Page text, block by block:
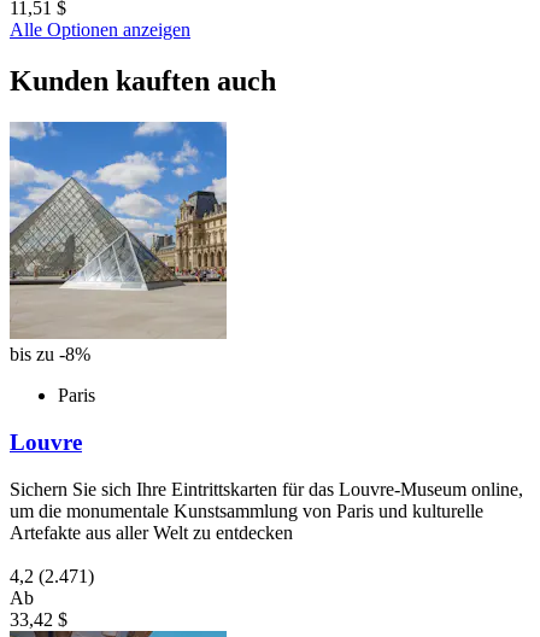
11,51 $
Alle Optionen anzeigen
Kunden kauften auch
bis zu -8%
Paris
Louvre
Sichern Sie sich Ihre Eintrittskarten für das Louvre-Museum online,
um die monumentale Kunstsammlung von Paris und kulturelle
Artefakte aus aller Welt zu entdecken
4,2 (2.471)
Ab
33,42 $